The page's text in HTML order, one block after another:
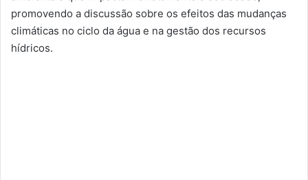
promovendo a discussão sobre os efeitos das mudanças
climáticas no ciclo da água e na gestão dos recursos
hídricos.